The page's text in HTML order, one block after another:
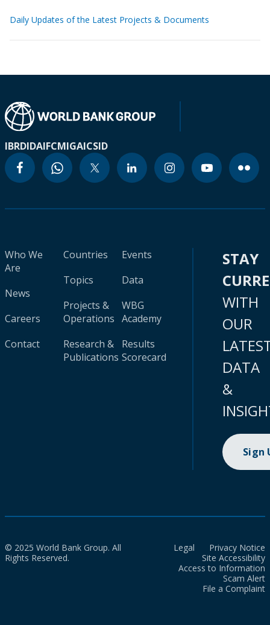
Daily Updates of the Latest Projects & Documents
IBRDIDAIFCMIGAICSID
Who We
Are
News
Careers
Contact
Countries
Topics
Projects &
Operations
Research &
Publications
Events
Data
WBG
Academy
Results
Scorecard
STAY
WITH
OUR
DATA
&
Sign
© 2025 World Bank Group. All
Rights Reserved.
Legal
Privacy Notice
Site Accessibility
Access to Information
Scam Alert
File a Complaint